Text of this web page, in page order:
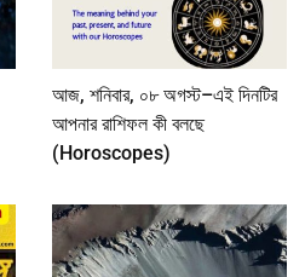
আজ, শনিবার, ০৮ অগস্ট–এই দিনটির
আপনার রাশিফল কী বলছে
(Horoscopes)